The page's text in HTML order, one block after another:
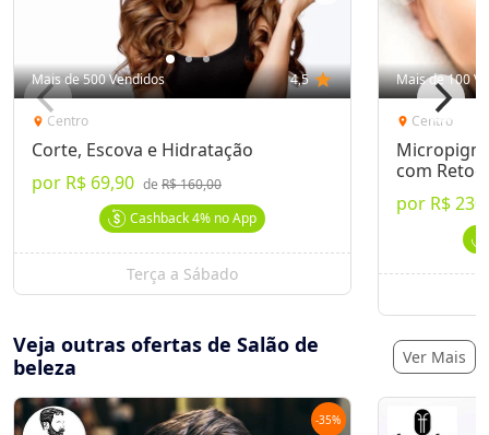
Mais de 500 Vendidos 4,5 star
location_on Centro
Corte, Escova e Hidratação
por R$ 69,90 deR$ 160,00
Cashback4%no App
Terça a Sábado
Mais de 100
location_on Centro
com
por R$
Veja outras ofertas de Salão de
beleza
Ver Mais
-35%